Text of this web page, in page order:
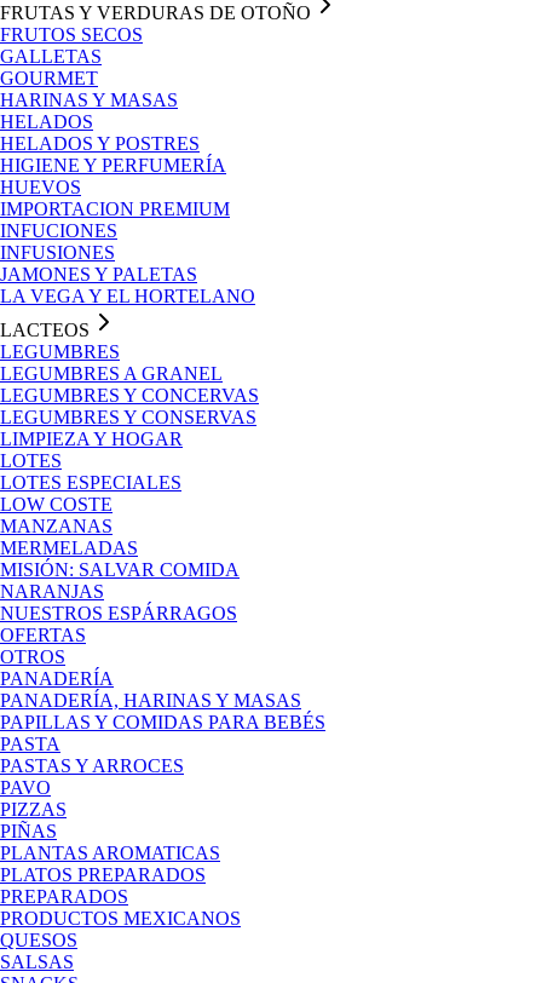
FRUTAS Y VERDURAS DE OTOÑO
FRUTOS SECOS
GALLETAS
GOURMET
HARINAS Y MASAS
HELADOS
HELADOS Y POSTRES
HIGIENE Y PERFUMERÍA
HUEVOS
IMPORTACION PREMIUM
INFUCIONES
INFUSIONES
JAMONES Y PALETAS
LA VEGA Y EL HORTELANO
LACTEOS
LEGUMBRES
LEGUMBRES A GRANEL
LEGUMBRES Y CONCERVAS
LEGUMBRES Y CONSERVAS
LIMPIEZA Y HOGAR
LOTES
LOTES ESPECIALES
LOW COSTE
MANZANAS
MERMELADAS
MISIÓN: SALVAR COMIDA
NARANJAS
NUESTROS ESPÁRRAGOS
OFERTAS
OTROS
PANADERÍA
PANADERÍA, HARINAS Y MASAS
PAPILLAS Y COMIDAS PARA BEBÉS
PASTA
PASTAS Y ARROCES
PAVO
PIZZAS
PIÑAS
PLANTAS AROMATICAS
PLATOS PREPARADOS
PREPARADOS
PRODUCTOS MEXICANOS
QUESOS
SALSAS